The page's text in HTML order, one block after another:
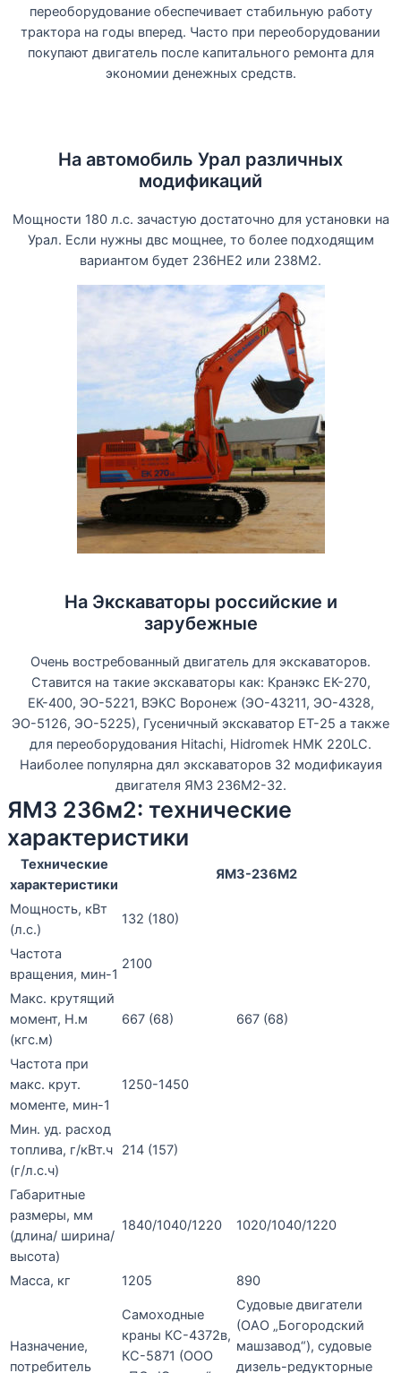
переоборудование обеспечивает стабильную работу
трактора на годы вперед. Часто при переоборудовании
покупают двигатель после капитального ремонта для
экономии денежных средств.
На автомобиль Урал различных
модификаций
Мощности 180 л.с. зачастую достаточно для установки на
Урал. Если нужны двс мощнее, то более подходящим
вариантом будет 236НЕ2 или 238М2.
На Экскаваторы российские и
зарубежные
Очень востребованный двигатель для экскаваторов.
Ставится на такие экскаваторы как: Кранэкс ЕК-270,
ЕК-400, ЭО-5221, ВЭКС Воронеж (ЭО-43211, ЭО-4328,
ЭО-5126, ЭО-5225), Гусеничный экскаватор ЕТ-25 а также
для переоборудования Hitachi, Hidromek HMK 220LC.
Наиболее популярна дял экскаваторов 32 модификауия
двигателя ЯМЗ 236М2-32.
ЯМЗ 236м2: технические
характеристики
Технические
характеристики
ЯМЗ-236М2
Мощность, кВт
(л.с.)
132 (180)
Частота
вращения, мин-1
2100
Макс. крутящий
момент, Н.м
(кгс.м)
667 (68) 667 (68)
Частота при
макс. крут.
моменте, мин-1
1250-1450
Мин. уд. расход
топлива, г/кВт.ч
(г/л.с.ч)
214 (157)
Габаритные
размеры, мм
(длина/ ширина/
высота)
1840/1040/1220 1020/1040/1220
Масса, кг 1205 890
Назначение,
потребитель
Самоходные
краны КС-4372в,
КС-5871 (ООО
Судовые двигатели
(ОАО „Богородский
машзавод“), судовые
дизель-редукторные